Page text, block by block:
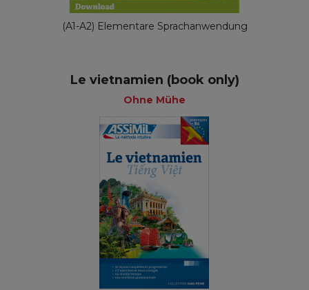
(A1-A2) Elementare Sprachanwendung
Le vietnamien (book only)
Ohne Mühe